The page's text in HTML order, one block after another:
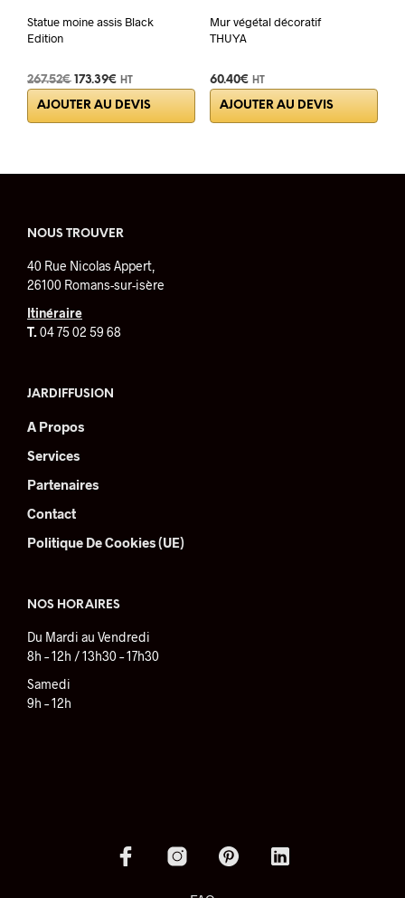
Statue moine assis Black
Edition
267.52€ Le173.39€ Le
HT
AJOUTER AU DEVIS
Mur végétal décoratif
THUYA
60.40€ HT
AJOUTER AU DEVIS
NOUS TROUVER
40 Rue Nicolas Appert,
26100 Romans-sur-isère
Itinéraire
T.04 75 02 59 68
JARDIFFUSION
A Propos
Services
Partenaires
Contact
Politique De Cookies (UE)
NOS HORAIRES
Du Mardi au Vendredi
8h – 12h / 13h30 – 17h30
Samedi
9h – 12h